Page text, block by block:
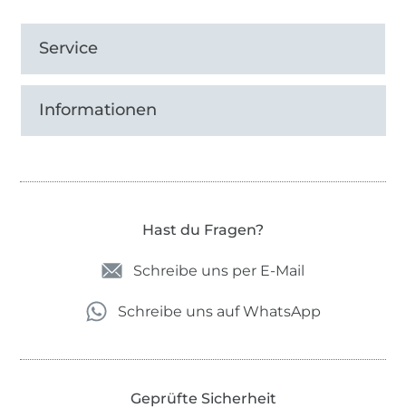
Service
Informationen
Hast du Fragen?
Schreibe uns per E-Mail
Schreibe uns auf WhatsApp
Geprüfte Sicherheit